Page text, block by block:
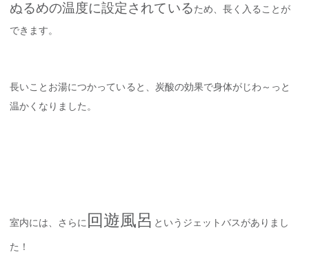
ぬるめの温度に設定されているため、長く入ることが
できます。
長いことお湯につかっていると、炭酸の効果で身体がじわ～っと
温かくなりました。
室内には、さらに 回遊風呂 というジェットバスがありまし
た！